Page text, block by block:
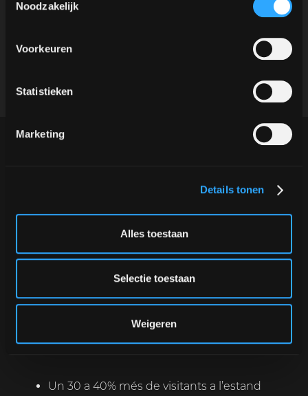
Noodzakelijk
Voorkeuren
Statistieken
Marketing
Details tonen
Alles toestaan
Selectie toestaan
Weigeren
Un somriure radiant dels nostres
Els clients/visitants es queden més
El Koffie TukTuk o una de les nostres altres
congrés. Ofereix hospitalitat i, per descomptat,
nacionals com internacionals.
La investigació ha demostrat que tenir un barista
a l’estand aporta:
Un 30 a 40% més de visitants a l’estand